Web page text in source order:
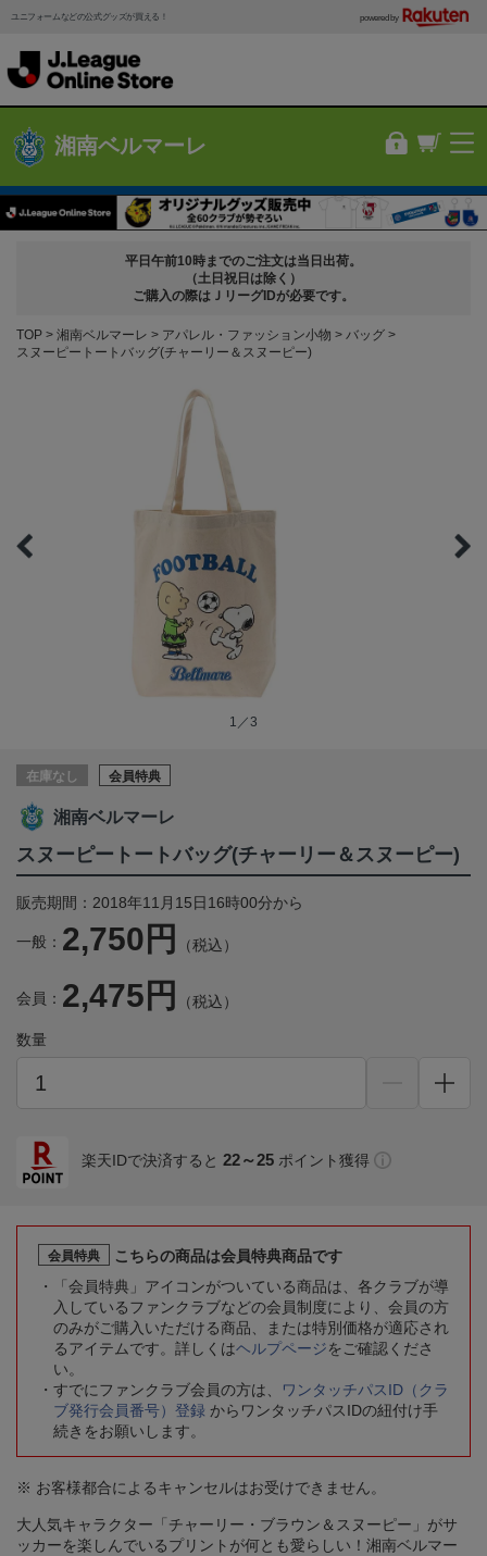
ユニフォームなどの公式グッズが買える！ powered by
湘南ベルマーレ
平日午前10時までのご注文は当日出荷。
（土日祝日は除く）
ご購入の際はＪリーグIDが必要です。
TOP 湘南ベルマーレ アパレル・ファッション小物
バッグ
スヌーピートートバッグ(チャーリー＆スヌーピー)
1／3
在庫なし 会員特典
湘南ベルマーレ
スヌーピートートバッグ(チャーリー＆スヌーピー)
販売期間：2018年11月15日16時00分から
一般： 2,750円 （税込）
会員： 2,475円 （税込）
数量
楽天IDで決済すると 22～25 ポイント獲得
会員特典
こちらの商品は会員特典商品です
「会員特典」アイコンがついている商品は、各クラブが導
入しているファンクラブなどの会員制度により、会員の方
のみがご購入いただける商品、または特別価格が適応され
るアイテムです。詳しくはヘルプページをご確認くださ
い。
すでにファンクラブ会員の方は、
ワンタッチパスID（クラ
ブ発行会員番号）登録 からワンタッチパスIDの紐付け手
続きをお願いします。
※ お客様都合によるキャンセルはお受けできません。
大人気キャラクター「チャーリー・ブラウン＆スヌーピー」がサ
ッカーを楽しんでいるプリントが何とも愛らしい！湘南ベルマー